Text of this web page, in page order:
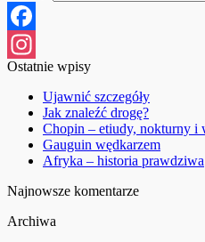
Facebook
Instagram
Ostatnie wpisy
Ujawnić szczegóły
Jak znaleźć drogę?
Chopin – etiudy, nokturny i
Gauguin wędkarzem
Afryka – historia prawdziwa
Najnowsze komentarze
Archiwa